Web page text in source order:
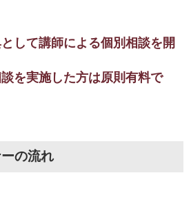
して講師による個別相談を開
談を実施した方は原則有料で
の流れ